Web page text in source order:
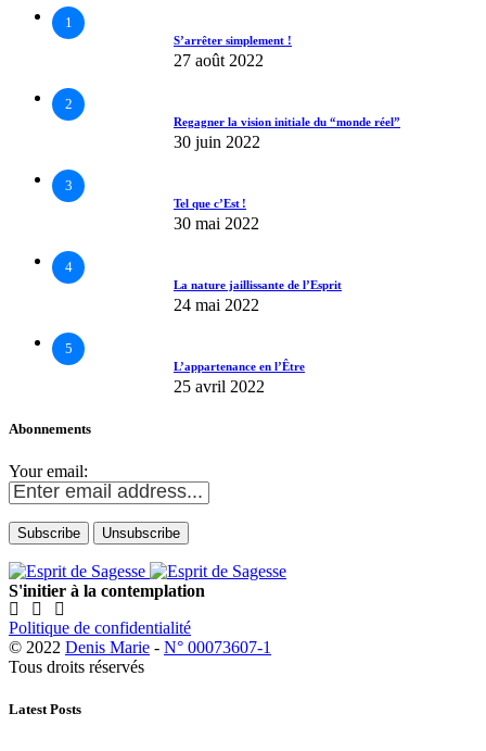
1
S’arrêter simplement !
27 août 2022
2
Regagner la vision initiale du “monde réel”
30 juin 2022
3
Tel que c’Est !
30 mai 2022
4
La nature jaillissante de l’Esprit
24 mai 2022
5
L’appartenance en l’Être
25 avril 2022
Abonnements
Your email:
S'initier à la contemplation
Politique de confidentialité
© 2022 Denis Marie - N° 00073607-1
Tous droits réservés
Latest Posts